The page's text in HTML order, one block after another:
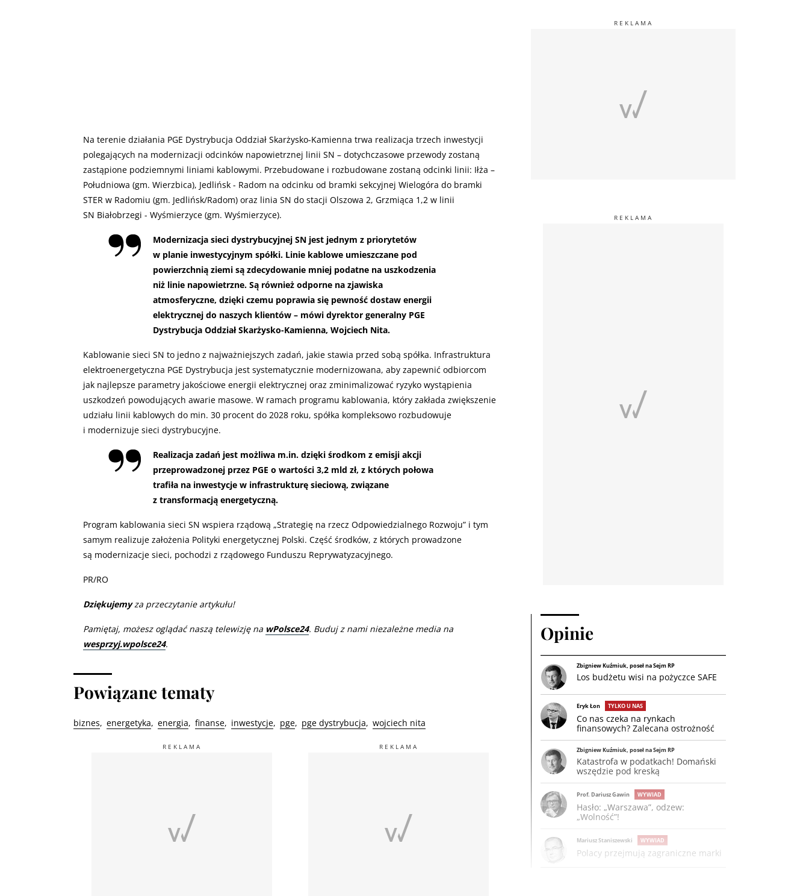
Na terenie działania PGE Dystrybucja Oddział Skarżysko-Kamienna trwa realizacja trzech inwestycji
polegających na modernizacji odcinków napowietrznej linii SN – dotychczasowe przewody zostaną
zastąpione podziemnymi liniami kablowymi. Przebudowane i rozbudowane zostaną odcinki linii: Iłża –
Południowa (gm. Wierzbica), Jedlińsk - Radom na odcinku od bramki sekcyjnej Wielogóra do bramki
STER w Radomiu (gm. Jedlińsk/Radom) oraz linia SN do stacji Olszowa 2, Grzmiąca 1,2 w linii
SN Białobrzegi - Wyśmierzyce (gm. Wyśmierzyce).
Modernizacja sieci dystrybucyjnej SN jest jednym z priorytetów
w planie inwestycyjnym spółki. Linie kablowe umieszczane pod
powierzchnią ziemi są zdecydowanie mniej podatne na uszkodzenia
niż linie napowietrzne. Są również odporne na zjawiska
atmosferyczne, dzięki czemu poprawia się pewność dostaw energii
elektrycznej do naszych klientów – mówi dyrektor generalny PGE
Dystrybucja Oddział Skarżysko-Kamienna, Wojciech Nita.
Kablowanie sieci SN to jedno z najważniejszych zadań, jakie stawia przed sobą spółka. Infrastruktura
elektroenergetyczna PGE Dystrybucja jest systematycznie modernizowana, aby zapewnić odbiorcom
jak najlepsze parametry jakościowe energii elektrycznej oraz zminimalizować ryzyko wystąpienia
uszkodzeń powodujących awarie masowe. W ramach programu kablowania, który zakłada zwiększenie
udziału linii kablowych do min. 30 procent do 2028 roku, spółka kompleksowo rozbudowuje
i modernizuje sieci dystrybucyjne.
Realizacja zadań jest możliwa m.in. dzięki środkom z emisji akcji
przeprowadzonej przez PGE o wartości 3,2 mld zł, z których połowa
trafiła na inwestycje w infrastrukturę sieciową, związane
z transformacją energetyczną.
Program kablowania sieci SN wspiera rządową „Strategię na rzecz Odpowiedzialnego Rozwoju” i tym
samym realizuje założenia Polityki energetycznej Polski. Część środków, z których prowadzone
są modernizacje sieci, pochodzi z rządowego Funduszu Reprywatyzacyjnego.
PR/RO
Dziękujemyza przeczytanie artykułu!
Pamiętaj, możesz oglądać naszą telewizję na wPolsce24. Buduj z nami niezależne media na
wesprzyj.wpolsce24.
Powiązane tematy
biznes energetyka energia finanse inwestycje pge pge dystrybucja wojciech nita
Opinie
Zbigniew Kuźmiuk, poseł na Sejm RP
Los budżetu wisi na pożyczce SAFE
Eryk Łon TYLKO U NAS
Co nas czeka na rynkach
finansowych? Zalecana ostrożność
Zbigniew Kuźmiuk, poseł na Sejm RP
Katastrofa w podatkach! Domański
wszędzie pod kreską
Prof. Dariusz Gawin WYWIAD
Hasło: „Warszawa”, odzew:
„Wolność”!
Mariusz Staniszewski WYWIAD
Polacy przejmują zagraniczne marki